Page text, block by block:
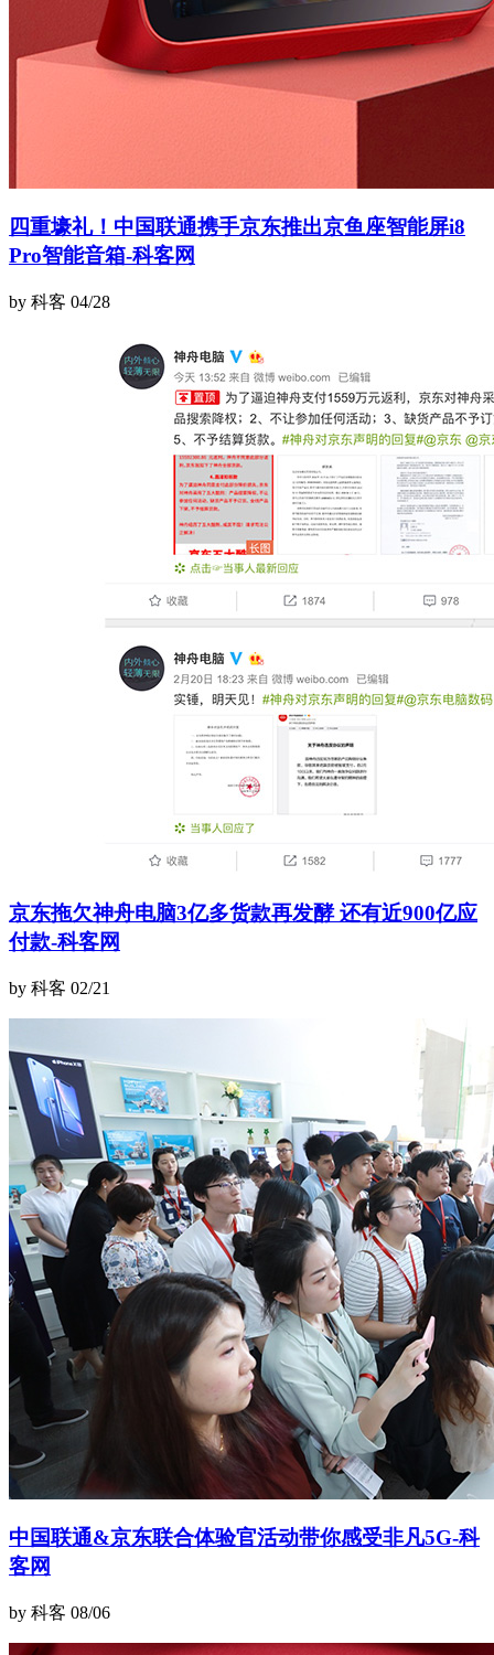
四重壕礼！中国联通携手京东推出京鱼座智能屏i8
Pro智能音箱-科客网
by 科客 04/28
京东拖欠神舟电脑3亿多货款再发酵 还有近900亿应
付款-科客网
by 科客 02/21
中国联通&京东联合体验官活动带你感受非凡5G-科
客网
by 科客 08/06